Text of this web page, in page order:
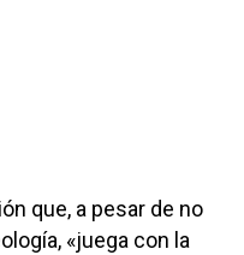
que, a pesar de no
«juega con la